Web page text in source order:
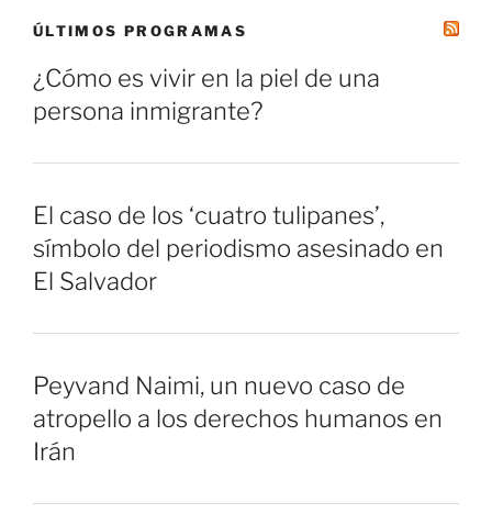
ÚLTIMOS PROGRAMAS
¿Cómo es vivir en la piel de una
persona inmigrante?
El caso de los ‘cuatro tulipanes’,
símbolo del periodismo asesinado en
El Salvador
Peyvand Naimi, un nuevo caso de
atropello a los derechos humanos en
Irán